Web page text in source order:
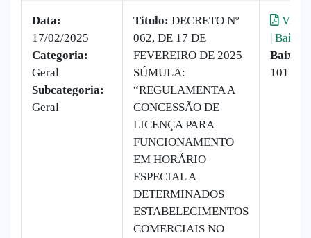
Data:
17/02/2025
Categoria:
Geral
Subcategoria:
Geral
Titulo: DECRETO Nº
062, DE 17 DE
FEVEREIRO DE 2025
SÚMULA:
“REGULAMENTA A
CONCESSÃO DE
LICENÇA PARA
FUNCIONAMENTO
EM HORÁRIO
ESPECIAL A
DETERMINADOS
ESTABELECIMENTOS
COMERCIAIS NO
| Baixar
101